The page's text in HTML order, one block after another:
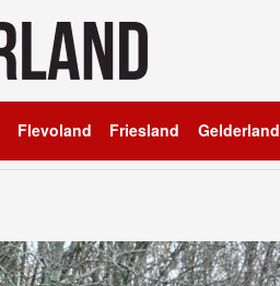
Flevoland Friesland Gelderland